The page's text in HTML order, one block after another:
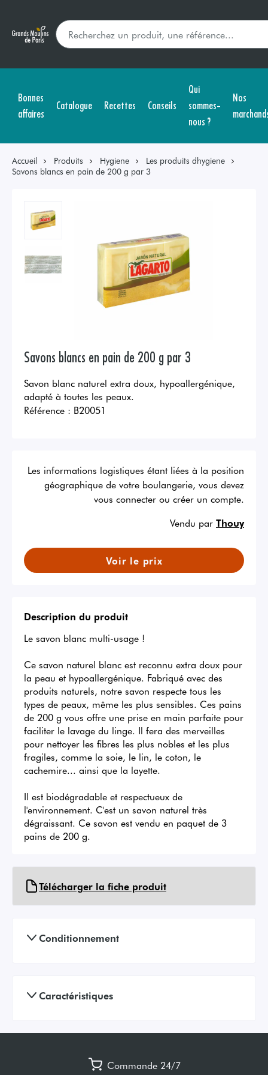
Bonnes
affaires
Catalogue Recettes Conseils
Qui
sommes-
nous ?
Nos
Accueil Produits Hygiene
Les produits dhygiene
Savons blancs en pain de 200 g par 3
Savons blancs en pain de 200 g par 3
Savon blanc naturel extra doux, hypoallergénique,
adapté à toutes les peaux.
Référence : B20051
Les informations logistiques étant liées à la position
géographique de votre boulangerie, vous devez
vous connecter ou créer un compte.
Vendu par Thouy
Voir le prix
Description du produit
Le savon blanc multi-usage !
Ce savon naturel blanc est reconnu extra doux pour
la peau et hypoallergénique. Fabriqué avec des
produits naturels, notre savon respecte tous les
types de peaux, même les plus sensibles. Ces pains
de 200 g vous offre une prise en main parfaite pour
faciliter le lavage du linge. Il fera des merveilles
pour nettoyer les fibres les plus nobles et les plus
fragiles, comme la soie, le lin, le coton, le
cachemire... ainsi que la layette.
Il est biodégradable et respectueux de
l'environnement. C'est un savon naturel très
dégraissant. Ce savon est vendu en paquet de 3
pains de 200 g.
Télécharger la fiche produit
Conditionnement
Caractéristiques
Commande 24/7